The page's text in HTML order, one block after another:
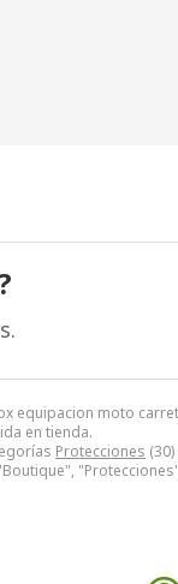
equipacion moto
en tienda.
Protecciones (30)